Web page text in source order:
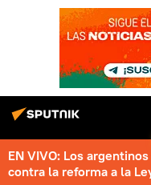
EN VIVO: Los
contra la reforma a la